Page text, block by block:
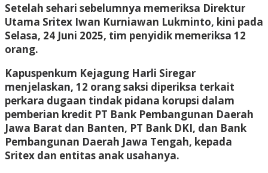
Setelah sehari sebelumnya memeriksa Direktur
Utama Sritex Iwan Kurniawan Lukminto, kini pada
Selasa, 24 Juni 2025, tim penyidik memeriksa 12
orang.
Kapuspenkum Kejagung Harli Siregar
menjelaskan, 12 orang saksi diperiksa terkait
perkara dugaan tindak pidana korupsi dalam
pemberian kredit PT Bank Pembangunan Daerah
Jawa Barat dan Banten, PT Bank DKI, dan Bank
Pembangunan Daerah Jawa Tengah, kepada
Sritex dan entitas anak usahanya.